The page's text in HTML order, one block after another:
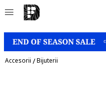
Accesorii /Bijuterii